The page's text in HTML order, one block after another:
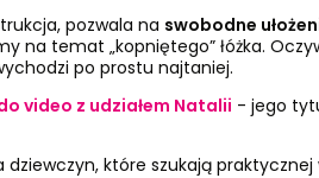
pozwala na swobodne
temat „kopniętego” łóżka.
po prostu najtaniej.
video z udziałem Natalii - jego
dziewczyn, które szukają